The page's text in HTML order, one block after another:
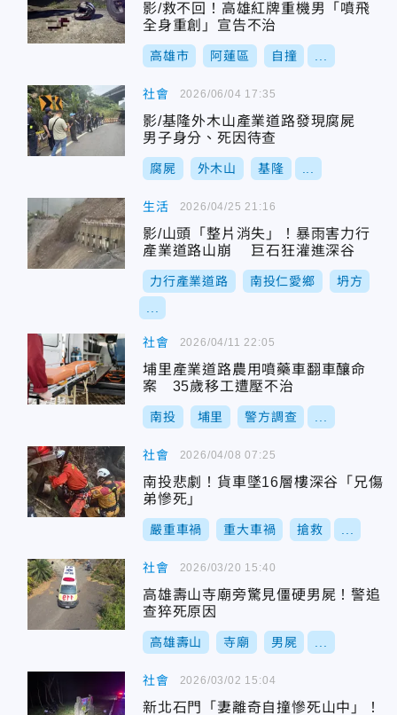
影/救不回！高雄紅牌重機男「噴飛
全身重創」宣告不治
高雄市 阿蓮區 自撞
社會
影/基隆外木山產業道路發現腐屍
男子身分、死因待查
腐屍 外木山 基隆
2026/06/04 17:35
生活
影/山頭「整片消失」！暴雨害力行
產業道路山崩 巨石狂灌進深谷
力行產業道路 南投仁愛鄉 坍方
2026/04/25 21:16
社會
埔里產業道路農用噴藥車翻車釀命
案 35歲移工遭壓不治
南投 埔里 警方調查
2026/04/11 22:05
社會
南投悲劇！貨車墜16層樓深谷「兄傷
弟慘死」
嚴重車禍 重大車禍 搶救
2026/04/08 07:25
社會
高雄壽山寺廟旁驚見僵硬男屍！警追
查猝死原因
高雄壽山 寺廟 男屍
2026/03/20 15:40
社會
新北石門「妻離奇自撞慘死山中」！
2026/03/02 15:04